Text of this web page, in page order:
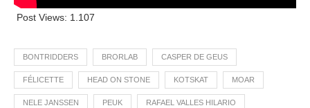
Post Views: 1.107
BONTRIDDERS BRORLAB CASPER DE GEUS
FÉLICETTE HEAD ON STONE KOTSKAT MOAR
NELE JANSSEN PEUK RAFAEL VALLES HILARIO